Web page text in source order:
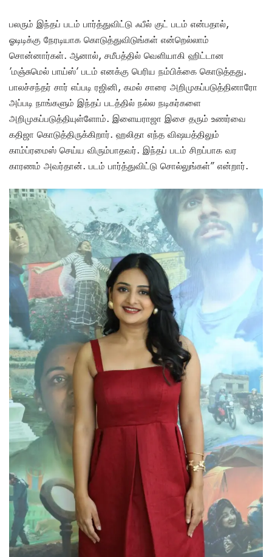
பலரும் இந்தப் படம் பார்த்துவிட்டு ஃபீல் குட் படம் என்பதால்,
ஓடிடிக்கு நேரடியாக கொடுத்துவிடுங்கள் என்றெல்லாம்
சொன்னார்கள். ஆனால், சமீபத்தில் வெளியாகி ஹிட்டான
’மஞ்சுமெல் பாய்ஸ்’ படம் எனக்கு பெரிய நம்பிக்கை கொடுத்தது.
பாலச்சந்தர் சார் எப்படி ரஜினி, கமல் சாரை அறிமுகப்படுத்தினாரோ
அப்படி நாங்களும் இந்தப் படத்தில் நல்ல நடிகர்களை
அறிமுகப்படுத்தியுள்ளோம். இளையராஜா இசை தரும் உணர்வை
கதிஜா கொடுத்திருக்கிறார். ஹலிதா எந்த விஷயத்திலும்
காம்ப்ரமைஸ் செய்ய விரும்பாதவர். இந்தப் படம் சிறப்பாக வர
காரணம் அவர்தான். படம் பார்த்துவிட்டு சொல்லுங்கள்” என்றார்.